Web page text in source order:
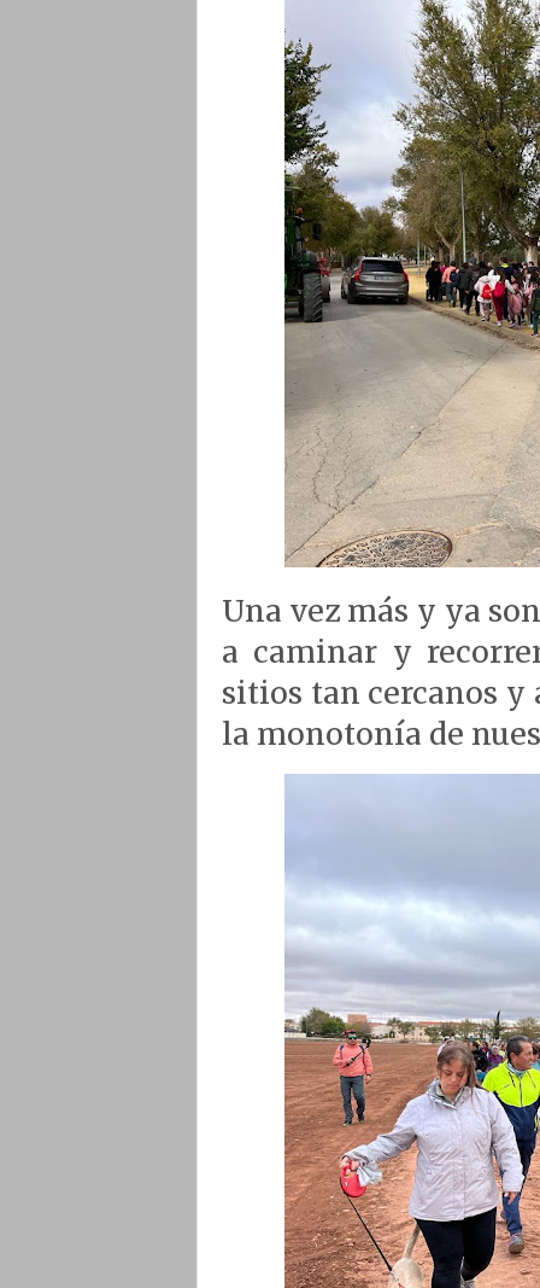
Una vez más y ya
a caminar y
sitios tan cercanos y
la monotonía de